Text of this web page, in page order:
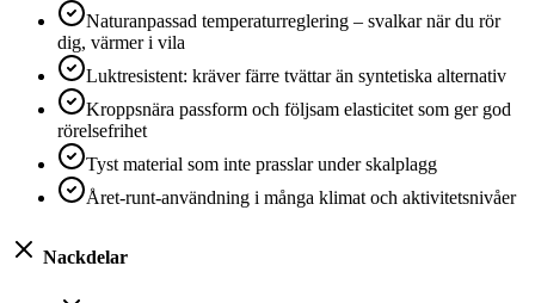
Naturanpassad temperaturreglering – svalkar när du rör
dig, värmer i vila
Luktresistent: kräver färre tvättar än syntetiska alternativ
Kroppsnära passform och följsam elasticitet som ger god
rörelsefrihet
Tyst material som inte prasslar under skalplagg
Året-runt-användning i många klimat och aktivitetsnivåer
Nackdelar